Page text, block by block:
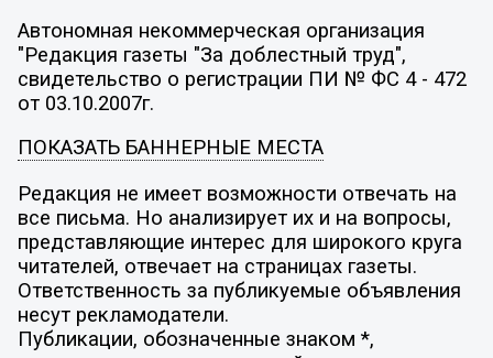
Автономная некоммерческая организация
"Редакция газеты "За доблестный труд",
свидетельство о регистрации ПИ № ФС 4 - 472
от 03.10.2007г.
ПОКАЗАТЬ БАННЕРНЫЕ МЕСТА
Редакция не имеет возможности отвечать на
все письма. Но анализирует их и на вопросы,
представляющие интерес для широкого круга
читателей, отвечает на страницах газеты.
Ответственность за публикуемые объявления
несут рекламодатели.
Публикации, обозначенные знаком *,